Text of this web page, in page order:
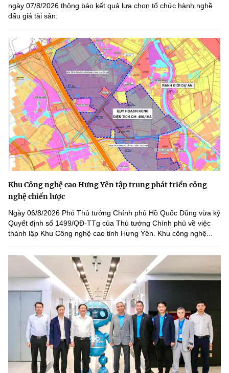
ngày 07/8/2026 thông báo kết quả lựa chọn tổ chức hành nghề
đấu giá tài sản.
Khu Công nghệ cao Hưng Yên tập trung phát triển công
nghệ chiến lược
Ngày 06/8/2026 Phó Thủ tướng Chính phủ Hồ Quốc Dũng vừa ký
Quyết định số 1499/QĐ-TTg của Thủ tướng Chính phủ về việc
thành lập Khu Công nghệ cao tỉnh Hưng Yên. Khu công nghệ...